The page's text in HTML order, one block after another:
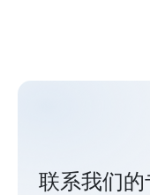
联系我们